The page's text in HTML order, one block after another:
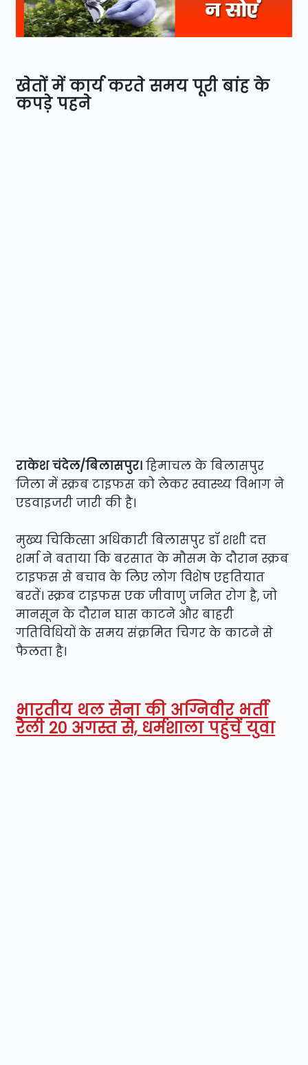
खेतों में कार्य करते समय पूरी बांह के
कपड़े पहने
राकेश चंदेल/बिलासपुर।हिमाचल के बिलासपुर
जिला में स्क्रब टाइफस को लेकर स्वास्थ्य विभाग ने
एडवाइजरी जारी की है।
मुख्य चिकित्सा अधिकारी बिलासपुर डॉ शशी दत्त
शर्मा ने बताया कि बरसात के मौसम के दौरान स्क्रब
टाइफस से बचाव के लिए लोग विशेष एहतियात
बरतें। स्क्रब टाइफस एक जीवाणु जनित रोग है, जो
मानसून के दौरान घास काटने और बाहरी
गतिविधियों के समय संक्रमित चिगर के काटने से
फैलता है।
भारतीय थल सेना की अग्निवीर भर्ती
रैली 20 अगस्त से, धर्मशाला पहुंचें युवा